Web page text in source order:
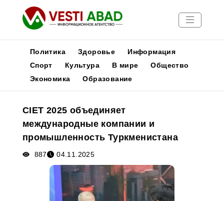
Новости
Медиа
Афиша
Политика Здоровье
Информация
Спорт
Культура В мире
Общество
Экономика
Образование
CIET 2025 объединяет
международные компании и
промышленность Туркменистана
887 04.11.2025